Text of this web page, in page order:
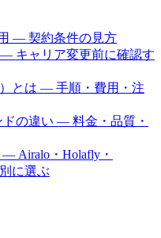
— 契約条件の見方
キャリア変更前に確認す
とは — 手順・費用・注
の違い — 料金・品質・
Airalo・Holafly・
に選ぶ